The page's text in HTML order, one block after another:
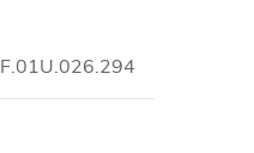
F.01U.026.294